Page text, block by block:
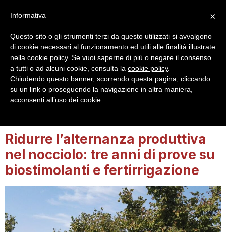
Login Registrazione
Ridurre l’alternanza produttiva
nel nocciolo: tre anni di prove su
biostimolanti e fertirrigazione
×
Informativa
Questo sito o gli strumenti terzi da questo utilizzati si avvalgono
di cookie necessari al funzionamento ed utili alle finalità illustrate
nella cookie policy. Se vuoi saperne di più o negare il consenso
a tutti o ad alcuni cookie, consulta la cookie policy.
Chiudendo questo banner, scorrendo questa pagina, cliccando
su un link o proseguendo la navigazione in altra maniera,
acconsenti all’uso dei cookie.